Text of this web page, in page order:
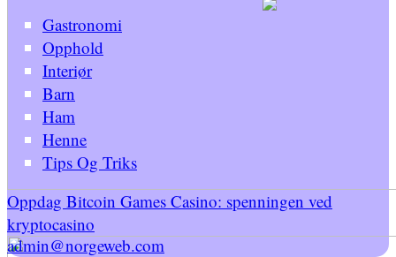
Oppdag Bitcoin Games Casino: spenningen ved
kryptocasino
Gastronomi
Opphold
Interiør
Barn
Ham
Henne
Tips Og Triks
admin@norgeweb.com